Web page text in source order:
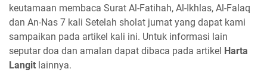
keutamaan membaca Surat Al-Fatihah, Al-Ikhlas, Al-Falaq
dan An-Nas 7 kali Setelah sholat jumat yang dapat kami
sampaikan pada artikel kali ini. Untuk informasi lain
seputar doa dan amalan dapat dibaca pada artikel Harta
Langit lainnya.